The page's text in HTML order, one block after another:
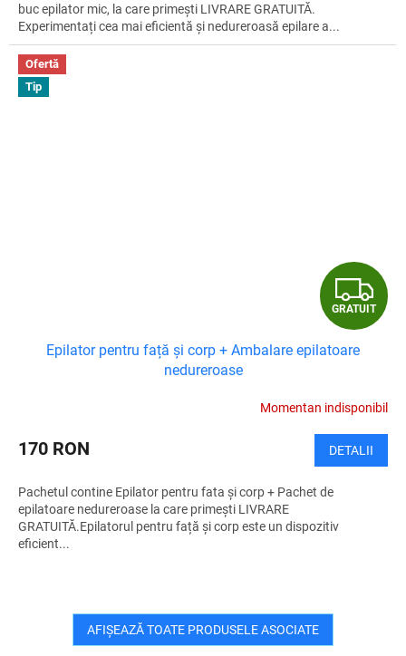
buc epilator mic, la care primești LIVRARE GRATUITĂ.
Experimentați cea mai eficientă și nedureroasă epilare a...
Ofertă
Tip
G
R
T
U
I
GRATUIT
Epilator pentru față și corp + Ambalare epilatoare
nedureroase
Momentan indisponibil
170 RON DETALII
Pachetul contine Epilator pentru fata și corp + Pachet de
epilatoare nedureroase la care primești LIVRARE
GRATUITĂ.Epilatorul pentru față și corp este un dispozitiv
eficient...
AFIŞEAZĂ TOATE PRODUSELE ASOCIATE